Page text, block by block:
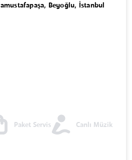
Beyoğlu, İstanbul
Paket Servis Canlı Müzik